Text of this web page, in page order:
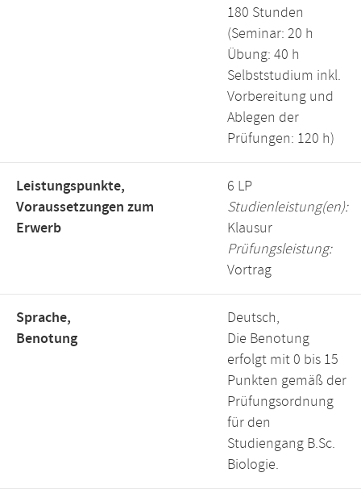
180 Stunden
(Seminar: 20 h
Übung: 40 h
Selbststudium inkl.
Vorbereitung und
Ablegen der
Prüfungen: 120 h)
Leistungspunkte,
Voraussetzungen zum
Erwerb
6 LP
Studienleistung(en):
Klausur
Prüfungsleistung:
Vortrag
Sprache,
Benotung
Deutsch,
Die Benotung
erfolgt mit 0 bis 15
Punkten gemäß der
Prüfungsordnung
für den
Studiengang B.Sc.
Biologie.